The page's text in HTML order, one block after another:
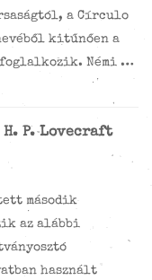
a Círculo
kitűnően a
Némi …
H. P. Lovecraft
második
az alábbi
használt